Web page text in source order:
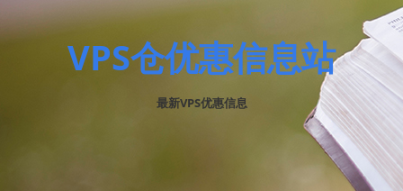
VPS仓优惠信息站
最新VPS优惠信息